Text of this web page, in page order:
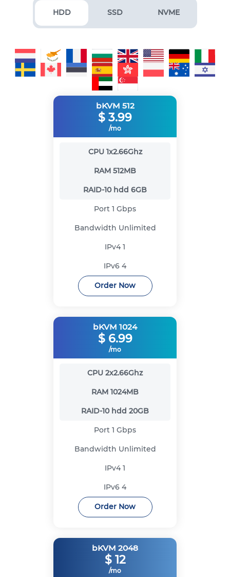
HDD SSD NVME
bKVM 512
$ 3.99
/mo
CPU 1x2.66Ghz
RAM 512MB
RAID-10 hdd 6GB
Port 1 Gbps
Bandwidth Unlimited
IPv41
IPv6 4
Order Now
bKVM 1024
$ 6.99
/mo
CPU 2x2.66Ghz
RAM 1024MB
RAID-10 hdd 20GB
Port 1 Gbps
Bandwidth Unlimited
IPv41
IPv6 4
Order Now
bKVM 2048
$ 12
/mo